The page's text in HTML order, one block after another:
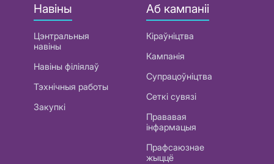
Навіны
Цэнтральныя
навіны
Навіны філіялаў
Тэхнічныя работы
Закупкі
Аб кампаніі
Кіраўніцтва
Кампанія
Супрацоўніцтва
Сеткі сувязі
Прававая
інфармацыя
Прафсаюзнае
жыццё